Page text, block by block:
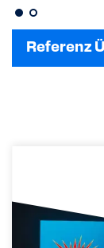
Referenz